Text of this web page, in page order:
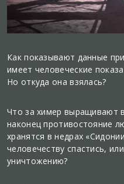
Как показывают данные
имеет человеческие
Но откуда она взялась?
Что за химер выращивают
наконец противостояние
хранятся в недрах
человечеству спастись,
уничтожению?